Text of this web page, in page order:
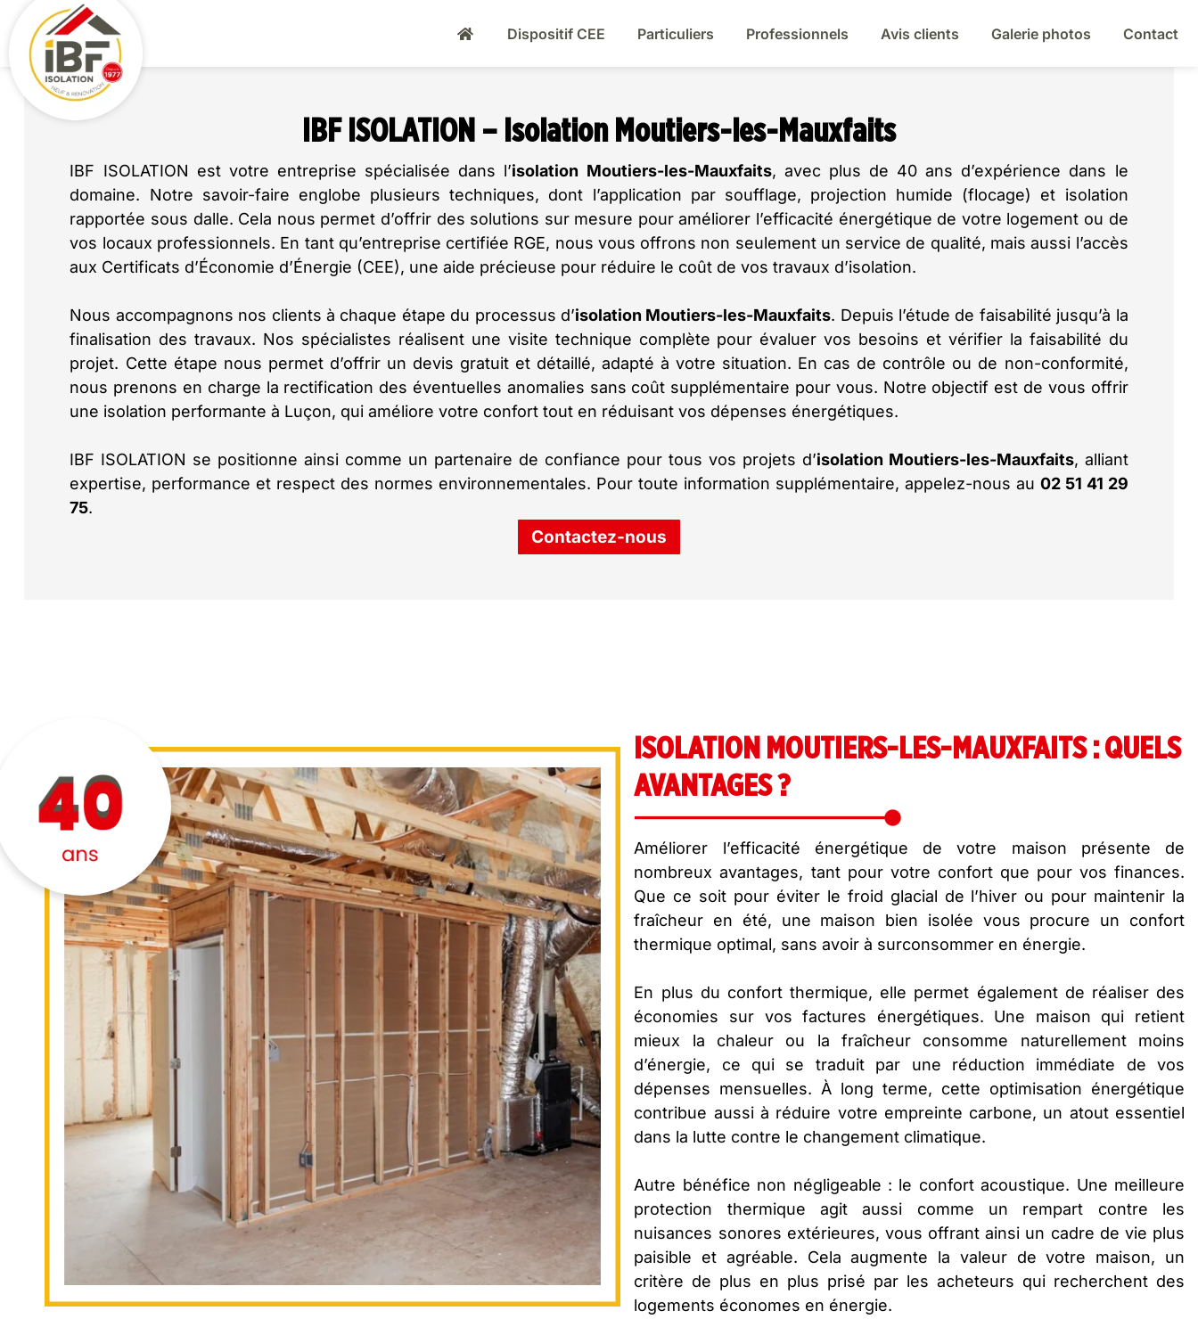
Dispositif CEE Particuliers Professionnels Avis clients Galerie photos Contact
IBF ISOLATION – Isolation Moutiers-les-Mauxfaits
IBF ISOLATION est votre entreprise spécialisée dans l’isolation Moutiers-les-Mauxfaits, avec plus de 40 ans d’expérience dans le
domaine. Notre savoir-faire englobe plusieurs techniques, dont l’application par soufflage, projection humide (flocage) et isolation
rapportée sous dalle. Cela nous permet d’offrir des solutions sur mesure pour améliorer l’efficacité énergétique de votre logement ou de
vos locaux professionnels. En tant qu’entreprise certifiée RGE, nous vous offrons non seulement un service de qualité, mais aussi l’accès
aux Certificats d’Économie d’Énergie (CEE), une aide précieuse pour réduire le coût de vos travaux d’isolation.
Nous accompagnons nos clients à chaque étape du processus d’isolation Moutiers-les-Mauxfaits. Depuis l’étude de faisabilité jusqu’à la
finalisation des travaux. Nos spécialistes réalisent une visite technique complète pour évaluer vos besoins et vérifier la faisabilité du
projet. Cette étape nous permet d’offrir un devis gratuit et détaillé, adapté à votre situation. En cas de contrôle ou de non-conformité,
nous prenons en charge la rectification des éventuelles anomalies sans coût supplémentaire pour vous. Notre objectif est de vous offrir
une isolation performante à Luçon, qui améliore votre confort tout en réduisant vos dépenses énergétiques.
IBF ISOLATION se positionne ainsi comme un partenaire de confiance pour tous vos projets d’isolation Moutiers-les-Mauxfaits, alliant
expertise, performance et respect des normes environnementales. Pour toute information supplémentaire, appelez-nous au 02 51 41 29
75.
Contactez-nous
ISOLATION MOUTIERS-LES-MAUXFAITS : QUELS
AVANTAGES ?
Améliorer l’efficacité énergétique de votre maison présente de
nombreux avantages, tant pour votre confort que pour vos finances.
Que ce soit pour éviter le froid glacial de l’hiver ou pour maintenir la
fraîcheur en été, une maison bien isolée vous procure un confort
thermique optimal, sans avoir à surconsommer en énergie.
En plus du confort thermique, elle permet également de réaliser des
économies sur vos factures énergétiques. Une maison qui retient
mieux la chaleur ou la fraîcheur consomme naturellement moins
d’énergie, ce qui se traduit par une réduction immédiate de vos
dépenses mensuelles. À long terme, cette optimisation énergétique
contribue aussi à réduire votre empreinte carbone, un atout essentiel
dans la lutte contre le changement climatique.
Autre bénéfice non négligeable : le confort acoustique. Une meilleure
protection thermique agit aussi comme un rempart contre les
nuisances sonores extérieures, vous offrant ainsi un cadre de vie plus
paisible et agréable. Cela augmente la valeur de votre maison, un
critère de plus en plus prisé par les acheteurs qui recherchent des
logements économes en énergie.